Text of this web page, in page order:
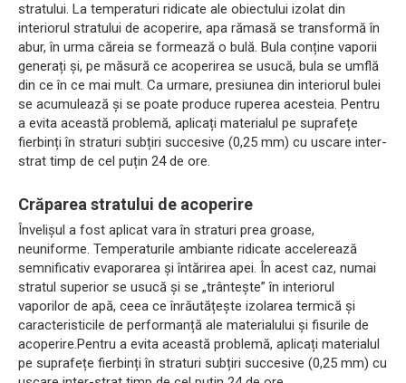
stratului. La temperaturi ridicate ale obiectului izolat din
interiorul stratului de acoperire, apa rămasă se transformă în
abur, în urma căreia se formează o bulă. Bula conține vaporii
generați și, pe măsură ce acoperirea se usucă, bula se umflă
din ce în ce mai mult. Ca urmare, presiunea din interiorul bulei
se acumulează și se poate produce ruperea acesteia. Pentru
a evita această problemă, aplicați materialul pe suprafețe
fierbinți în straturi subțiri succesive (0,25 mm) cu uscare inter-
strat timp de cel puțin 24 de ore.
Crăparea stratului de acoperire
Învelișul a fost aplicat vara în straturi prea groase,
neuniforme. Temperaturile ambiante ridicate accelerează
semnificativ evaporarea și întărirea apei. În acest caz, numai
stratul superior se usucă și se „trântește” în interiorul
vaporilor de apă, ceea ce înrăutățește izolarea termică și
caracteristicile de performanță ale materialului și fisurile de
acoperire.Pentru a evita această problemă, aplicați materialul
pe suprafețe fierbinți în straturi subțiri succesive (0,25 mm) cu